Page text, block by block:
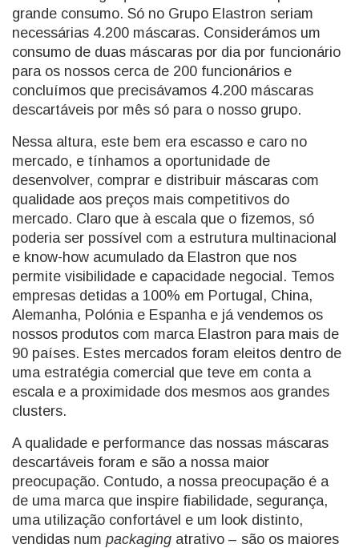
grande consumo. Só no Grupo Elastron seriam
necessárias 4.200 máscaras. Considerámos um
consumo de duas máscaras por dia por funcionário
para os nossos cerca de 200 funcionários e
concluímos que precisávamos 4.200 máscaras
descartáveis por mês só para o nosso grupo.
Nessa altura, este bem era escasso e caro no
mercado, e tínhamos a oportunidade de
desenvolver, comprar e distribuir máscaras com
qualidade aos preços mais competitivos do
mercado. Claro que à escala que o fizemos, só
poderia ser possível com a estrutura multinacional
e know-how acumulado da Elastron que nos
permite visibilidade e capacidade negocial. Temos
empresas detidas a 100% em Portugal, China,
Alemanha, Polónia e Espanha e já vendemos os
nossos produtos com marca Elastron para mais de
90 países. Estes mercados foram eleitos dentro de
uma estratégia comercial que teve em conta a
escala e a proximidade dos mesmos aos grandes
clusters.
A qualidade e performance das nossas máscaras
descartáveis foram e são a nossa maior
preocupação. Contudo, a nossa preocupação é a
de uma marca que inspire fiabilidade, segurança,
uma utilização confortável e um look distinto,
vendidas num packaging atrativo – são os maiores